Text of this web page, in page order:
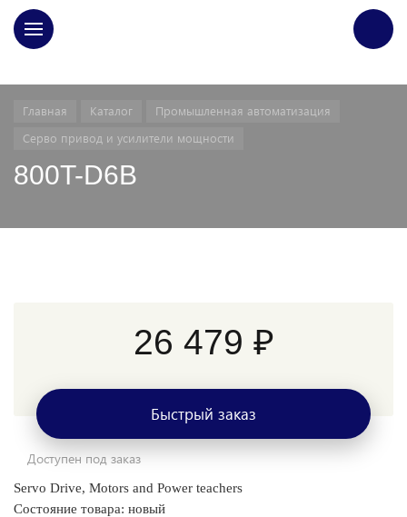
Главная Каталог
Промышленная автоматизация
Серво привод и усилители мощности
800T-D6B
Доступен под заказ
Servo Drive, Motors and Power teachers
Состояние товара: новый
26 479 ₽
Быстрый заказ